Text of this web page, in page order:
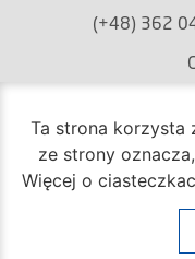
(+48) 362
Ta strona korzysta
ze strony
Więcej o